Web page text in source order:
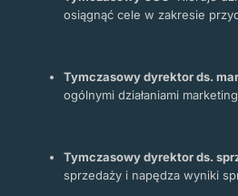
osiągnąć cele w zakresie
Tymczasowy dyrektor ds.
ogólnymi działaniami
Tymczasowy dyrektor ds.
sprzedaży i napędza wyniki